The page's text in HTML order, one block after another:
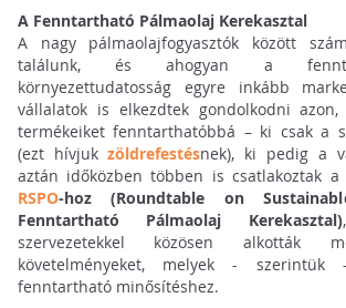
A Fenntartható Pálmaolaj Kerekasztal
A nagy pálmaolajfogyasztók között
találunk, és ahogyan a
környezettudatosság egyre inkább
vállalatok is elkezdtek gondolkodni
termékeiket fenntarthatóbbá – ki csak a
(ezt hívjukzöldrefestésnek), ki pedig a
aztán időközben többen is csatlakoztak a
RSPO-hoz (Roundtable on
Fenntartható Pálmaolaj Kerekasztal)
szervezetekkel közösen alkották
követelményeket, melyek - szerintük
fenntartható minősítéshez.